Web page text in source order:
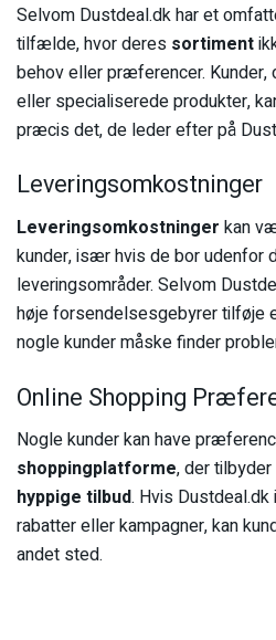
Selvom Dustdeal.dk har et
tilfælde, hvor deres sortiment
behov eller præferencer. Kunder,
eller specialiserede produkter,
præcis det, de leder efter på
Leveringsomkostninger
Leveringsomkostninger kan
kunder, især hvis de bor udenfor
leveringsområder. Selvom
høje forsendelsesgebyrer tilføje
nogle kunder måske finder
Online Shopping
Nogle kunder kan have
shoppingplatforme, der tilbyder
hyppige tilbud. Hvis
rabatter eller kampagner, kan
andet sted.